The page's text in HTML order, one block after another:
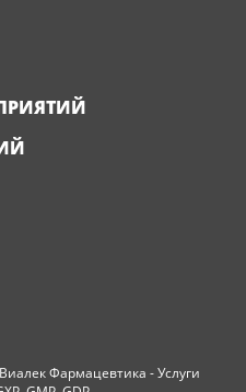
Фармацевтика - Услуги